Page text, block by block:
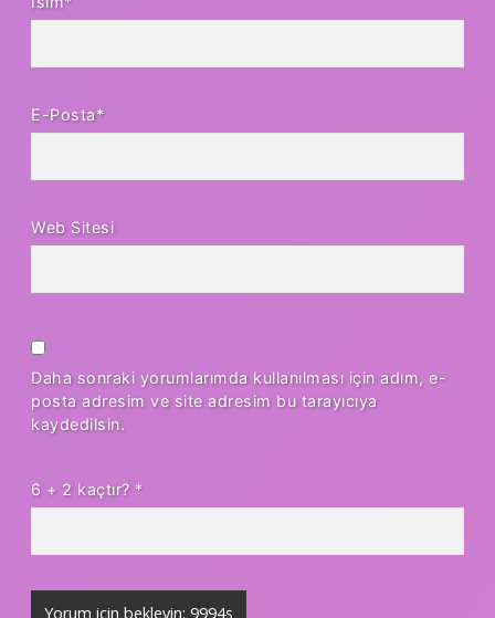
E-Posta*
Web Sitesi
Daha sonraki yorumlarımda kullanılması için adım, e-
posta adresim ve site adresim bu tarayıcıya
kaydedilsin.
6 + 2 kaçtır? *